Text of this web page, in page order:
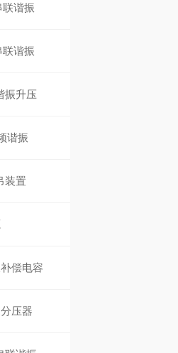
联谐振
联谐振
振升压
谐振
装置
偿电容
压器